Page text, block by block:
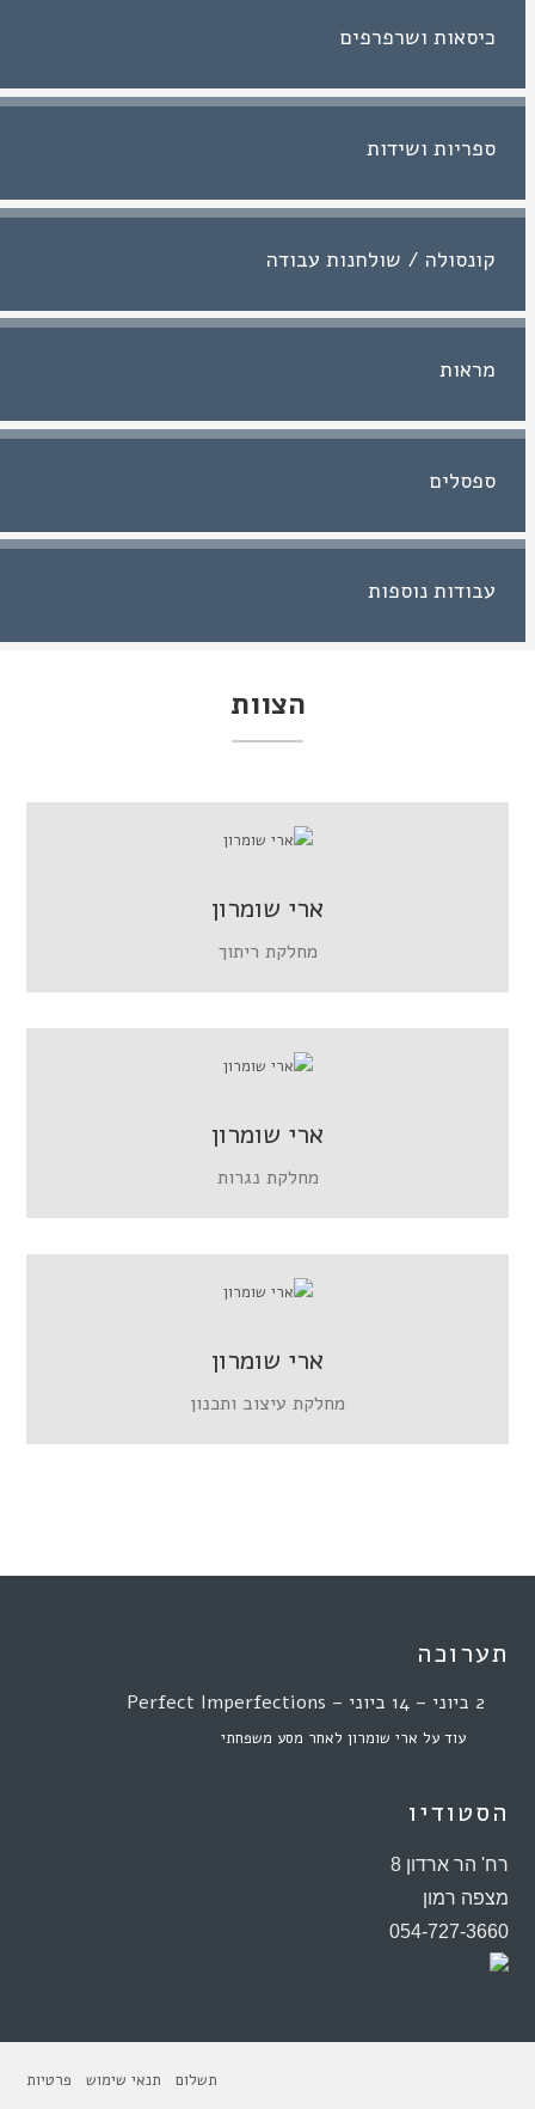
כיסאות ושרפרפים
ספריות ושידות
קונסולה / שולחנות עבודה
מראות
ספסלים
עבודות נוספות
הצוות
ארי שומרון
מחלקת ריתוך
ארי שומרון
מחלקת נגרות
ארי שומרון
מחלקת עיצוב ותכנון
תערוכה
2 ביוני – 14 ביוני – Perfect Imperfections
עוד על ארי שומרון לאחר מסע משפחתי
הסטודיו
רח' הר ארדון 8
מצפה רמון
054-727-3660
תשלום תנאי שימוש פרטיות